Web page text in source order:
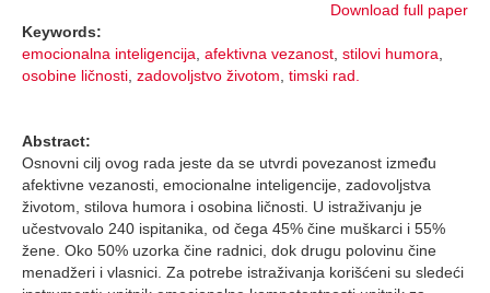
Download full paper
Keywords:
emocionalna inteligencija, afektivna vezanost, stilovi humora,
osobine ličnosti, zadovoljstvo životom, timski rad.
Abstract:
Osnovni cilj ovog rada jeste da se utvrdi povezanost između
afektivne vezanosti, emocionalne inteligencije, zadovoljstva
životom, stilova humora i osobina ličnosti. U istraživanju je
učestvovalo 240 ispitanika, od čega 45% čine muškarci i 55%
žene. Oko 50% uzorka čine radnici, dok drugu polovinu čine
menadžeri i vlasnici. Za potrebe istraživanja korišćeni su sledeći